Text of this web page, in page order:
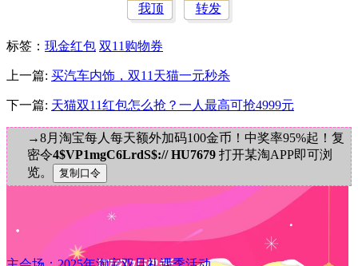
我顶 转发
标签 ： 现金红包 双11购物券
上一篇: 买汽车内饰，双11天猫一元秒杀
下一篇: 天猫双11红包怎么抢？一人最高可抢4999元
→8月淘宝每人每天额外加码100金币！中奖率95%起！复
密令4$VP1mgC6LrdS$:// HU7679 打开某淘APP即可浏
览。